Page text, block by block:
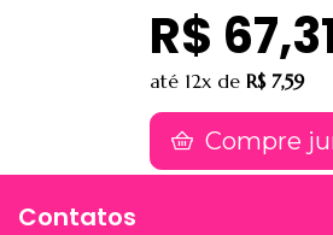
R$
até 12x de R$ 7,59
Compre
Contatos